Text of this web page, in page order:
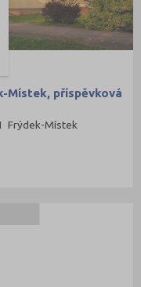
Místek, příspěvková
Frýdek-Místek